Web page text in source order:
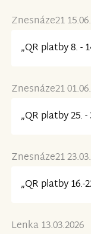
Znesnáze21
„QR platby 8. -
Znesnáze21
„QR platby 25. -
Znesnáze21
„QR platby 16.-
Lenka 13.03.2026